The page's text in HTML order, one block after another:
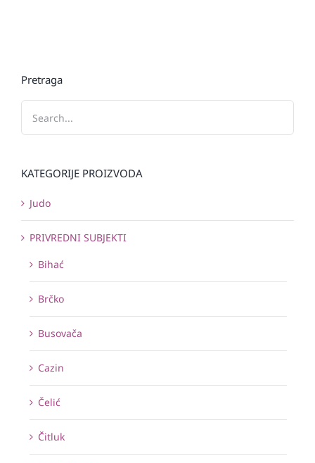
Pretraga
KATEGORIJE PROIZVODA
Judo
PRIVREDNI SUBJEKTI
Bihać
Brčko
Busovača
Cazin
Čelić
Čitluk